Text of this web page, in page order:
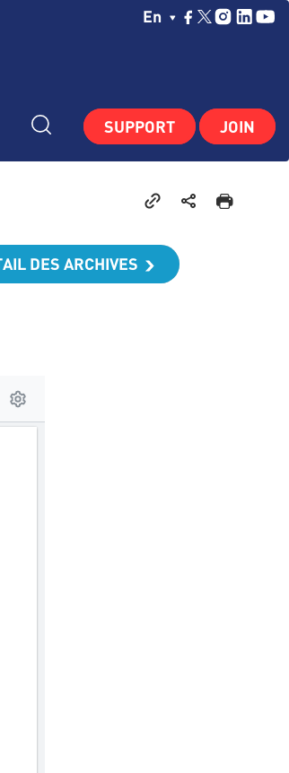
Choisissez Votre
En
SUPPORT JOIN
DES ARCHIVES